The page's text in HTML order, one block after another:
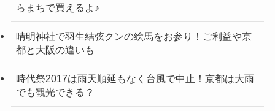
らまちで買えるよ♪
晴明神社で羽生結弦クンの絵馬をお参り！ご利益や京
都と大阪の違いも
時代祭2017は雨天順延もなく台風で中止！京都は大雨
でも観光できる？